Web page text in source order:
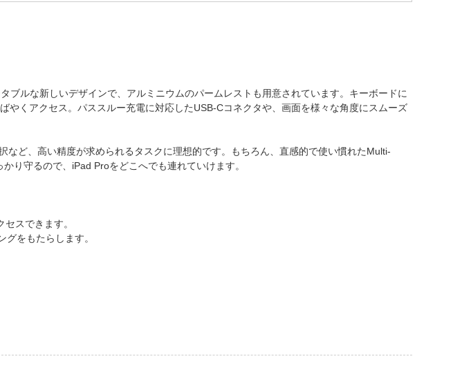
ルな新しいデザインで、アルミニウムのパームレストも用意されています。キーボードに
くアクセス。パススルー充電に対応したUSB-Cコネクタや、画面を様々な角度にスムーズ
ど、高い精度が求められるタスクに理想的です。もちろん、直感的で使い慣れたMulti-
り守るので、iPad Proをどこへでも連れていけます。
スできます。
をもたらします。